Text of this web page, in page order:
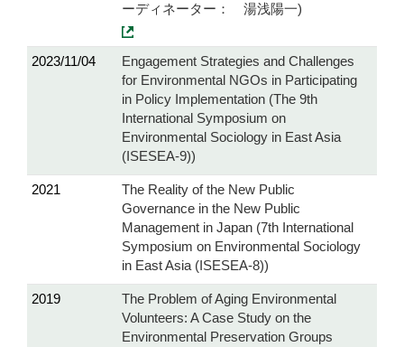
ーディネーター： 湯浅陽一)
2023/11/04
Engagement Strategies and Challenges
for Environmental NGOs in Participating
in Policy Implementation (The 9th
International Symposium on
Environmental Sociology in East Asia
(ISESEA-9))
2021
The Reality of the New Public
Governance in the New Public
Management in Japan (7th International
Symposium on Environmental Sociology
in East Asia (ISESEA-8))
2019
The Problem of Aging Environmental
Volunteers: A Case Study on the
Environmental Preservation Groups